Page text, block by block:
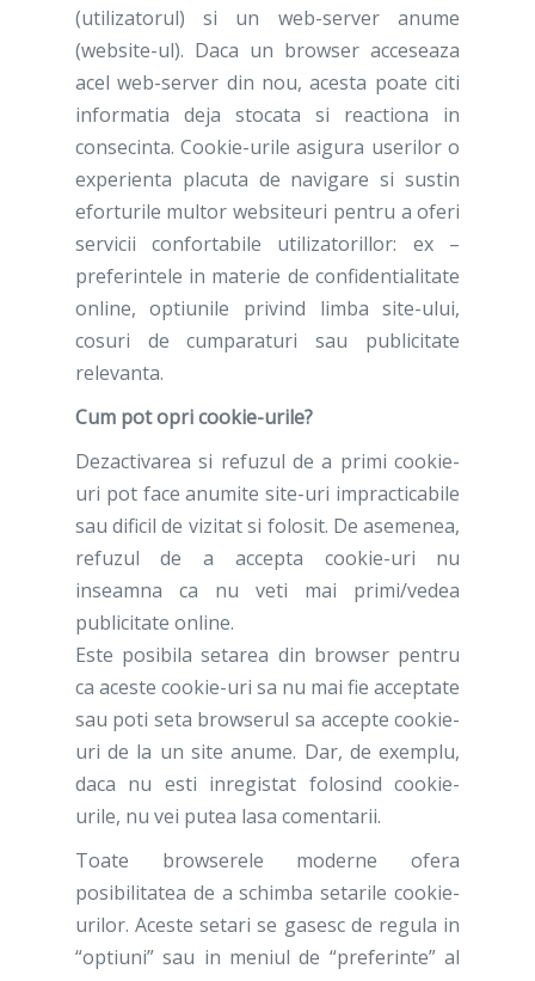
(utilizatorul) si un web-server anume
(website-ul). Daca un browser acceseaza
acel web-server din nou, acesta poate citi
informatia deja stocata si reactiona in
consecinta. Cookie-urile asigura userilor o
experienta placuta de navigare si sustin
eforturile multor websiteuri pentru a oferi
servicii confortabile utilizatorillor: ex –
preferintele in materie de confidentialitate
online, optiunile privind limba site-ului,
cosuri de cumparaturi sau publicitate
relevanta.
Cum pot opri cookie-urile?
Dezactivarea si refuzul de a primi cookie-
uri pot face anumite site-uri impracticabile
sau dificil de vizitat si folosit. De asemenea,
refuzul de a accepta cookie-uri nu
inseamna ca nu veti mai primi/vedea
publicitate online.
Este posibila setarea din browser pentru
ca aceste cookie-uri sa nu mai fie acceptate
sau poti seta browserul sa accepte cookie-
uri de la un site anume. Dar, de exemplu,
daca nu esti inregistat folosind cookie-
urile, nu vei putea lasa comentarii.
Toate browserele moderne ofera
posibilitatea de a schimba setarile cookie-
urilor. Aceste setari se gasesc de regula in
“optiuni” sau in meniul de “preferinte” al